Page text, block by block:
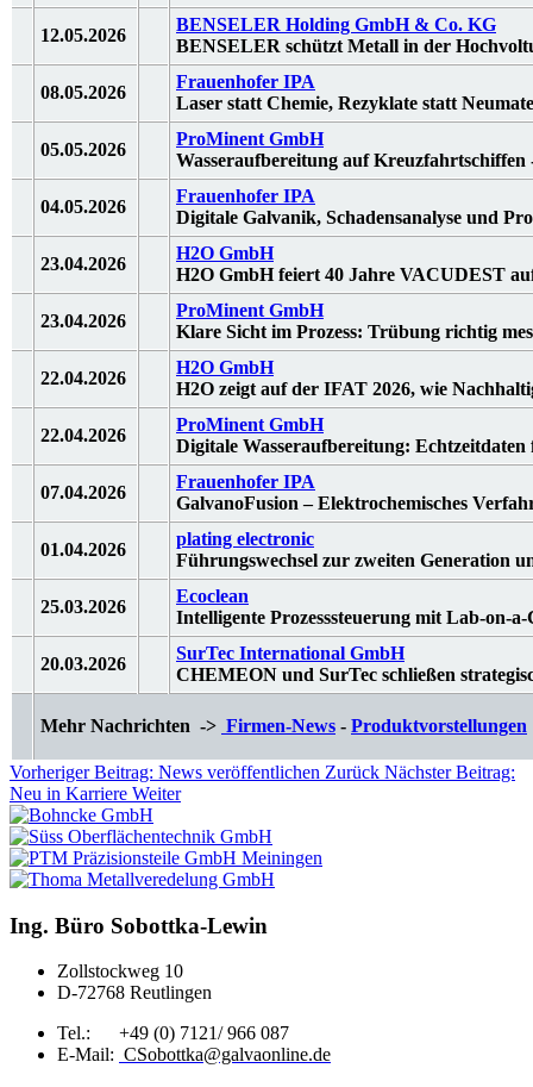
12.05.2026
BENSELER Holding GmbH & Co. KG
BENSELER schützt Metall in der
08.05.2026
Frauenhofer IPA
Laser statt Chemie, Rezyklate statt
05.05.2026
ProMinent GmbH
Wasseraufbereitung auf Kreuzfahrtschiffen
04.05.2026
Frauenhofer IPA
Digitale Galvanik, Schadensanalyse und
23.04.2026
H2O GmbH
H2O GmbH feiert 40 Jahre VACUDEST
23.04.2026
ProMinent GmbH
Klare Sicht im Prozess: Trübung richtig
22.04.2026
H2O GmbH
H2O zeigt auf der IFAT 2026, wie
22.04.2026
ProMinent GmbH
Digitale Wasseraufbereitung: Echtzeitdaten
07.04.2026
Frauenhofer IPA
GalvanoFusion – Elektrochemisches
01.04.2026
plating electronic
Führungswechsel zur zweiten Generation
25.03.2026
Ecoclean
Intelligente Prozesssteuerung mit Lab-on-
20.03.2026
SurTec International GmbH
CHEMEON und SurTec schließen
Mehr Nachrichten -> Firmen-News - Produktvorstellungen
Vorheriger Beitrag: News veröffentlichen Zurück Nächster Beitrag:
Neu in Karriere Weiter
Ing. Büro Sobottka-Lewin
Zollstockweg 10
D-72768 Reutlingen
Tel.: +49 (0) 7121/ 966 087
E-Mail: CSobottka@galvaonline.de